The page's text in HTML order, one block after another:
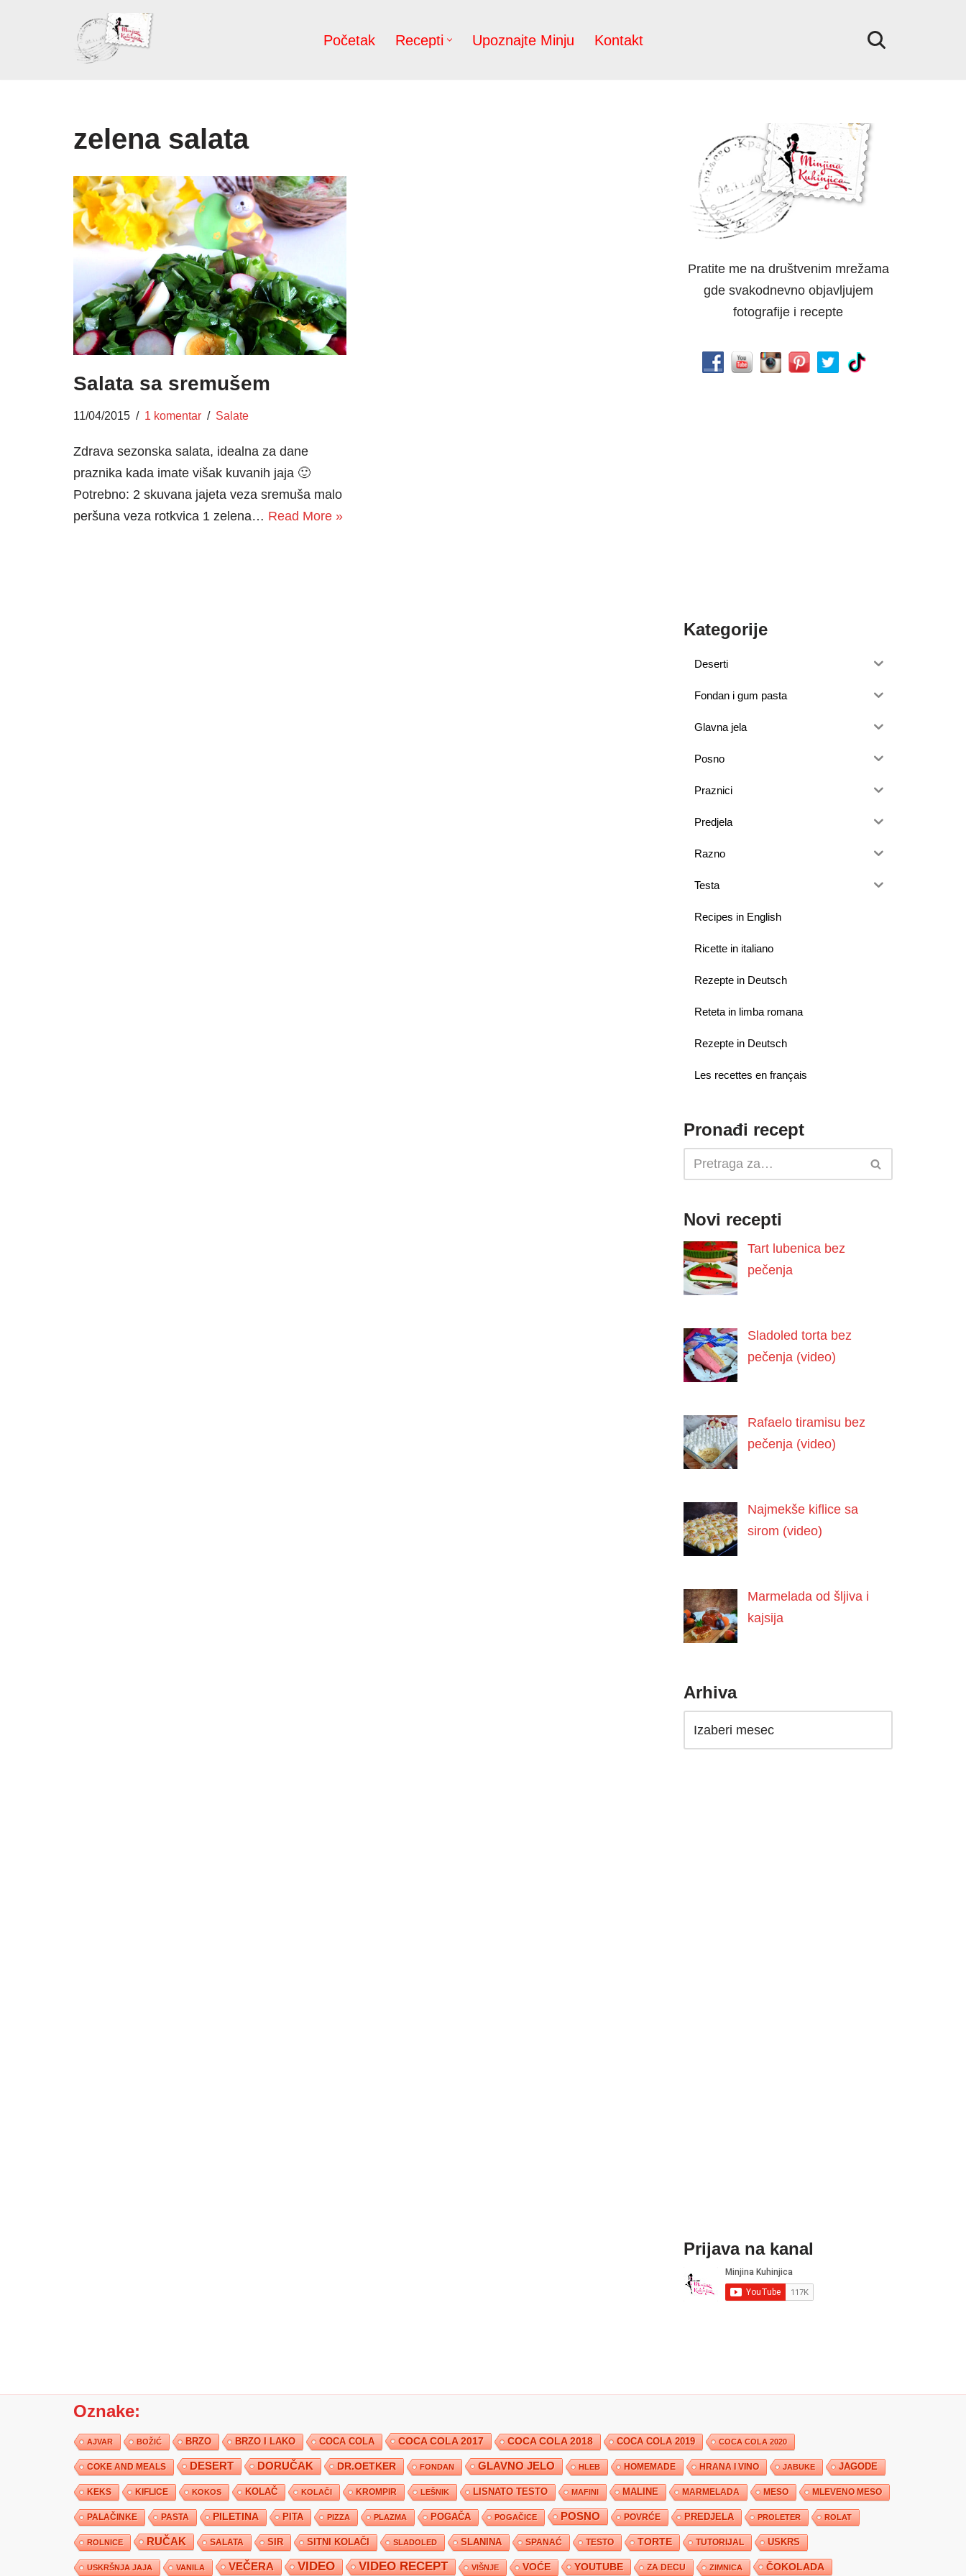
Početak Recepti Upoznajte Minju Kontakt
zelena salata
Salata sa sremušem
11/04/2015 1 komentar Salate
Zdrava sezonska salata, idealna za dane
praznika kada imate višak kuvanih jaja 🙂
Potrebno: 2 skuvana jajeta veza sremuša malo
peršuna veza rotkvica 1 zelena… Read More »
Pratite me na društvenim mrežama
gde svakodnevno objavljujem
fotografije i recepte
Kategorije
Deserti
Fondan i gum pasta
Glavna jela
Posno
Praznici
Predjela
Razno
Testa
Recipes in English
Ricette in italiano
Rezepte in Deutsch
Reteta in limba romana
Rezepte in Deutsch
Les recettes en français
Pronađi recept
Novi recepti
Tart lubenica bez
pečenja
Sladoled torta bez
pečenja (video)
Rafaelo tiramisu bez
pečenja (video)
Najmekše kiflice sa
sirom (video)
Marmelada od šljiva i
kajsija
Arhiva
Prijava na kanal
Oznake:
AJVAR BOŽIĆ BRZO BRZO I LAKO COCA COLA COCA COLA 2017 COCA COLA 2018 COCA COLA 2019 COCA COLA 2020
COKE AND MEALS DESERT DORUČAK DR.OETKER FONDAN GLAVNO JELO HLEB HOMEMADE HRANA I VINO JABUKE JAGODE
KEKS KIFLICE KOKOS KOLAČ KOLAČI KROMPIR LEŠNIK LISNATO TESTO MAFINI MALINE MARMELADA MESO MLEVENO MESO
PALAČINKE PASTA PILETINA PITA PIZZA PLAZMA POGAČA POGAČICE POSNO POVRĆE PREDJELA PROLETER ROLAT
ROLNICE RUČAK SALATA SIR SITNI KOLAČI SLADOLED SLANINA SPANAĆ TESTO TORTE TUTORIJAL USKRS
USKRŠNJA JAJA VANILA VEČERA VIDEO VIDEO RECEPT VIŠNJE VOĆE YOUTUBE ZA DECU ZIMNICA ČOKOLADA